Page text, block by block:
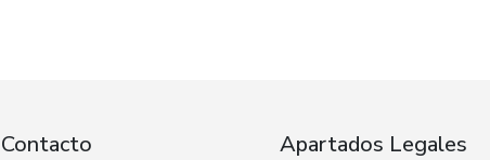
Contacto Apartados Legales